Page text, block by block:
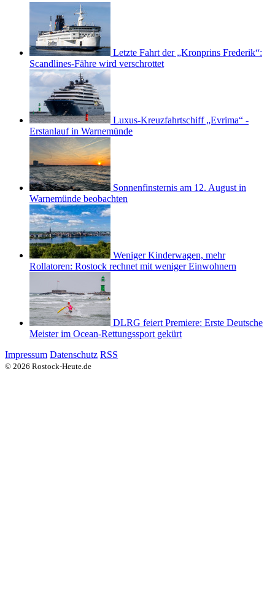
Letzte Fahrt der „Kronprins Frederik“:
Scandlines-Fähre wird verschrottet
Luxus-Kreuzfahrtschiff „Evrima“ -
Erstanlauf in Warnemünde
Sonnenfinsternis am 12. August in
Warnemünde beobachten
Weniger Kinderwagen, mehr
Rollatoren: Rostock rechnet mit weniger Einwohnern
DLRG feiert Premiere: Erste Deutsche
Meister im Ocean-Rettungssport gekürt
Impressum Datenschutz RSS
© 2026 Rostock-Heute.de